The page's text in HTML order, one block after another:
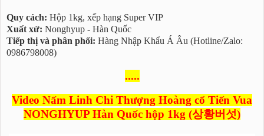
Quy cách: Hộp 1kg, xếp hạng Super VIP
Xuất xứ: Nonghyup - Hàn Quốc
Tiếp thị và phân phối: Hàng Nhập Khẩu Á Âu (Hotline/Zalo:
0986798008)
.....
Video Nấm Linh Chi Thượng Hoàng cổ Tiến Vua
NONGHYUP Hàn Quốc hộp 1kg (상황버섯)